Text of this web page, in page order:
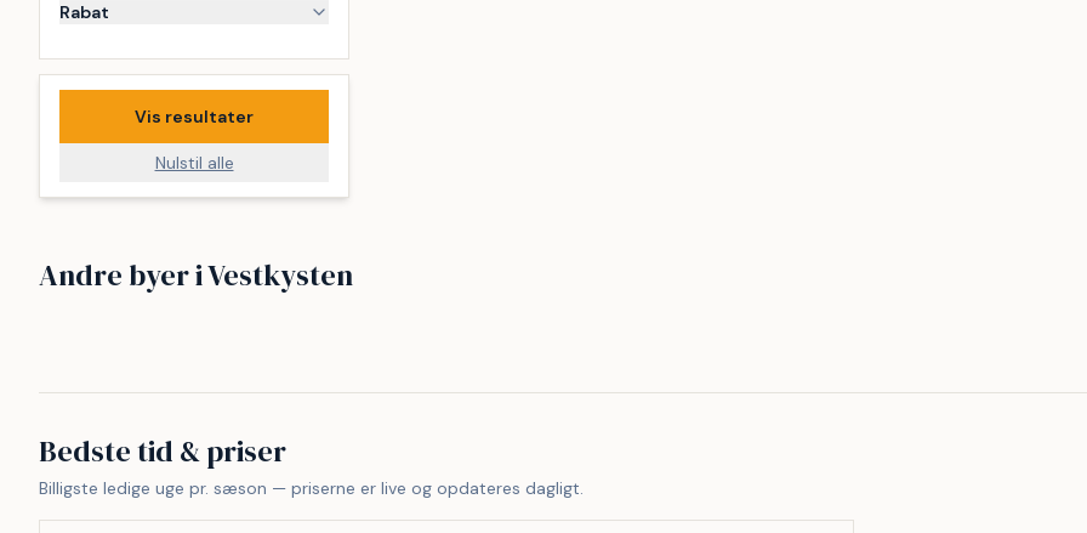
Rabat
Vis resultater
Nulstil alle
Andre byer i Vestkysten
249
Søndervig
Bedste tid & priser
Billigste ledige uge pr. sæson — priserne er live og opdateres dagligt.